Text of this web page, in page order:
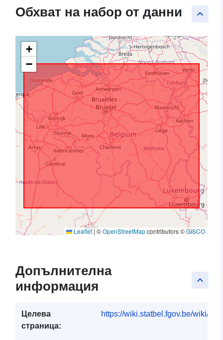
keyboard_arrow_up
Обхват на набор от данни
+
−
Leaflet|©OpenStreetMapcontributors ©GISCO
keyboard_arrow_up
Допълнителна
информация
Целева
страница:
https://wiki.statbel.fgov.be/wiki/